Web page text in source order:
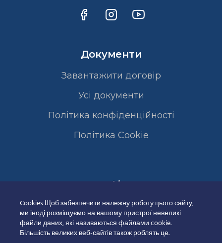
Документи
Завантажити договір
Усі документи
Політика конфіденційності
Полiтика Cookie
Сертифікати
Cookies Щоб забезпечити належну роботу цього сайту,
ми іноді розміщуємо на вашому пристрої невеликі
файли даних, які називаються файлами cookie.
Більшість великих веб-сайтів також роблять це.